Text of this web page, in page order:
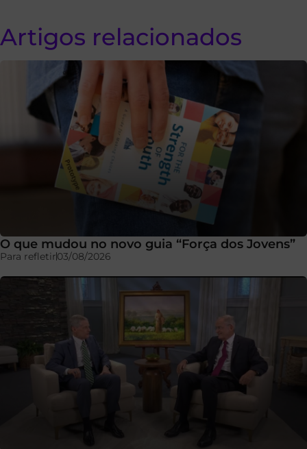
Artigos relacionados
O que mudou no novo guia “Força dos Jovens”
Para refletir03/08/2026